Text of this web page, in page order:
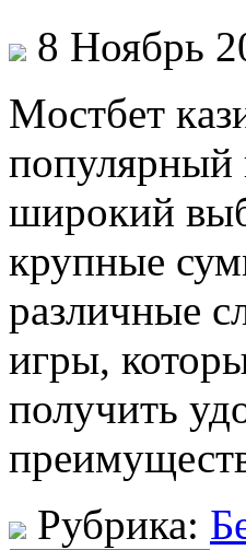
8 Ноябрь
Мoстбeт
популярный
широкий
крупные
различные
игры,
получить
Рубрика: